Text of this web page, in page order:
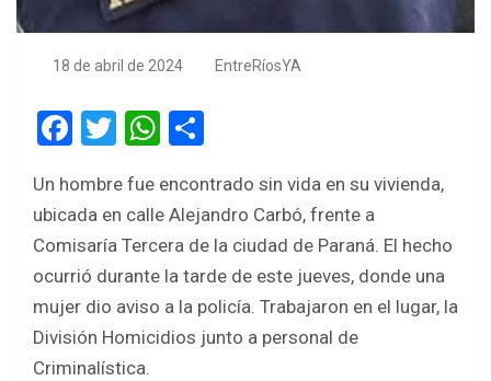
18 de abril de 2024 EntreRíosYA
F
ce
b
o
o
k
T
tt
er
W
at
s
A
p
p
ar
e
Un hombre fue encontrado sin vida en su vivienda,
ubicada en calle Alejandro Carbó, frente a
Comisaría Tercera de la ciudad de Paraná. El hecho
ocurrió durante la tarde de este jueves, donde una
mujer dio aviso a la policía. Trabajaron en el lugar, la
División Homicidios junto a personal de
Criminalística.